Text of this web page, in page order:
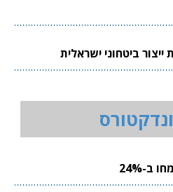
ב-24%